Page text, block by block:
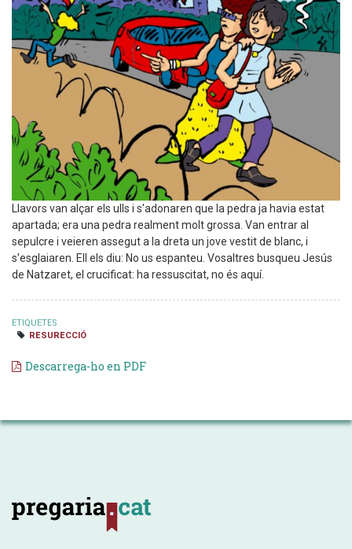
Llavors van alçar els ulls i s'adonaren que la pedra ja havia estat
apartada; era una pedra realment molt grossa. Van entrar al
sepulcre i veieren assegut a la dreta un jove vestit de blanc, i
s'esglaiaren. Ell els diu: No us espanteu. Vosaltres busqueu Jesús
de Natzaret, el crucificat: ha ressuscitat, no és aquí.
ETIQUETES
RESURECCIÓ
Descarrega-ho en PDF